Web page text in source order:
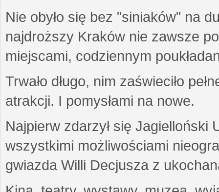
Nie obyło się bez "siniaków" na
najdroższy Kraków nie zawsze
miejscami, codziennym
Trwało długo, nim zaświeciło
atrakcji. I pomysłami na nowe.
Najpierw zdarzył się Jagielloński
wszystkimi możliwościami
gwiazda Willi Decjusza z